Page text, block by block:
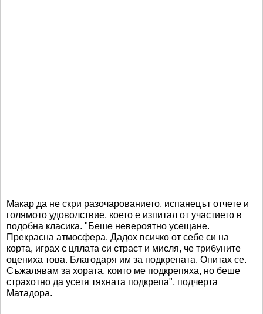
Макар да не скри разочарованието, испанецът отчете и
голямото удоволствие, което е изпитал от участието в
подобна класика. "Беше невероятно усещане.
Прекрасна атмосфера. Дадох всичко от себе си на
корта, играх с цялата си страст и мисля, че трибуните
оцениха това. Благодаря им за подкрепата. Опитах се.
Съжалявам за хората, които ме подкрепяха, но беше
страхотно да усетя тяхната подкрепа", подчерта
Матадора.